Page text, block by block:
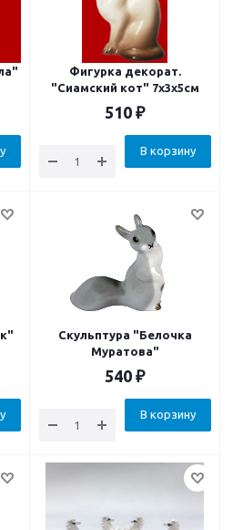
Фигурка декорат.
"Сиамский кот" 7x3x5см
510 ₽
В корзину
Скульптура "Белочка
Муратова"
540 ₽
В корзину